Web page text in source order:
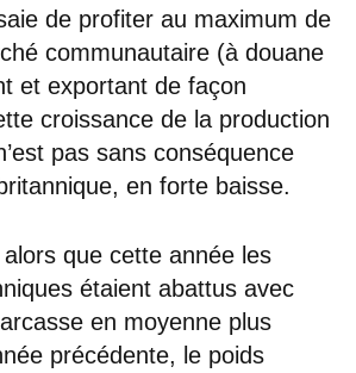
de profiter au maximum de
communautaire (à douane
et exportant de façon
croissance de la production
pas sans conséquence
en forte baisse.
que cette année les
étaient abattus avec
en moyenne plus
précédente, le poids